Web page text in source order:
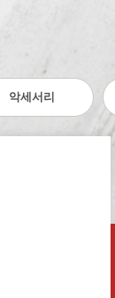
악세서리